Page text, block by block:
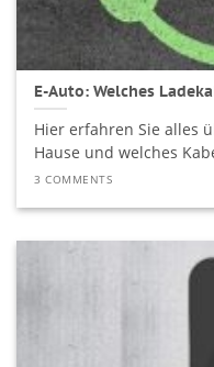
E-Auto: Welches
Hier erfahren Sie alles
Hause und welches
3 COMMENTS